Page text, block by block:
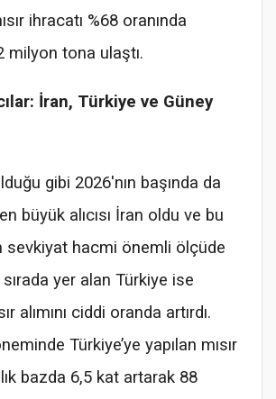
ihracatı %68 oranında
milyon tona ulaştı.
İran, Türkiye ve Güney
gibi 2026'nın başında da
en büyük alıcısı İran oldu ve bu
sevkiyat hacmi önemli ölçüde
yer alan Türkiye ise
alımını ciddi oranda artırdı.
Türkiye’ye yapılan mısır
bazda 6,5 kat artarak 88